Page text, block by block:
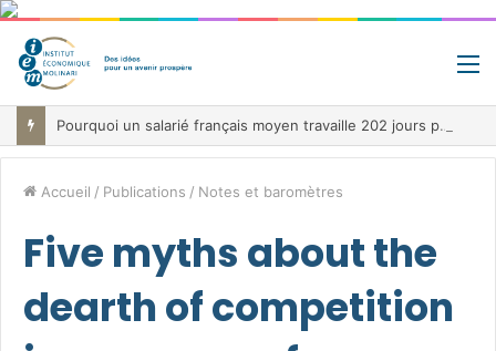
Pourquoi un salarié français moyen travaille 202 jours par an pour financer impôts et cotisations, un record dans toute l’Union européenne
Accueil / Publications / Notes et baromètres
Five myths about the
dearth of competition